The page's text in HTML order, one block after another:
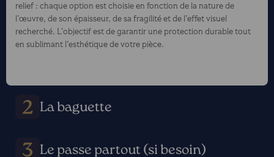
relief : chaque option est choisie en fonction de la nature de
l’œuvre, de son épaisseur, de sa fragilité et de l’effet visuel
recherché. L’objectif est de garantir une protection durable tout
en sublimant l’esthétique de votre pièce.
La baguette
Le passe partout (si besoin)